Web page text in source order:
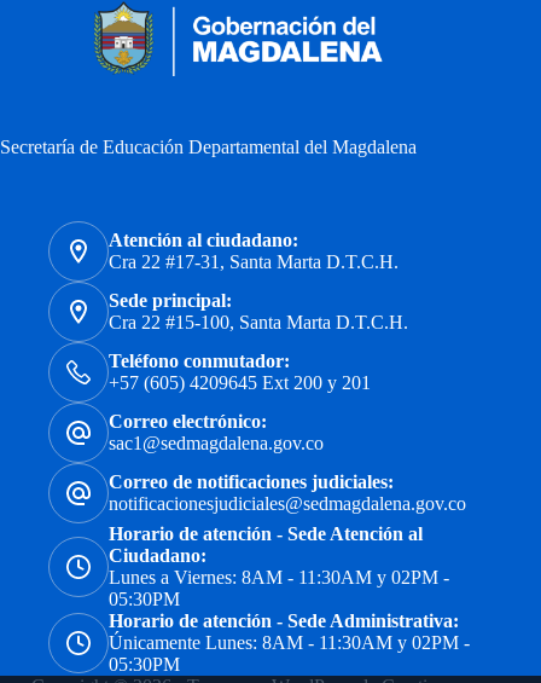
Secretaría de Educación Departamental del Magdalena
Atención al ciudadano:
Cra 22 #17-31, Santa Marta D.T.C.H.
Sede principal:
Cra 22 #15-100, Santa Marta D.T.C.H.
Teléfono conmutador:
+57 (605) 4209645 Ext 200 y 201
Correo electrónico:
sac1@sedmagdalena.gov.co
Correo de notificaciones judiciales:
notificacionesjudiciales@sedmagdalena.gov.co
Horario de atención - Sede Atención al
Ciudadano:
Lunes a Viernes: 8AM - 11:30AM y 02PM -
05:30PM
Horario de atención - Sede Administrativa:
Únicamente Lunes: 8AM - 11:30AM y 02PM -
05:30PM